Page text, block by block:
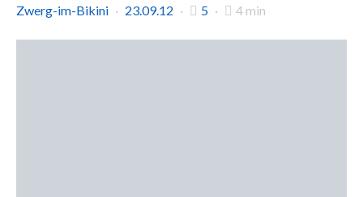
Zwerg-im-Bikini
23.09.12 5 4 min